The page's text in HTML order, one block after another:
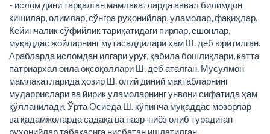
- ислом дини тарқалган мамлакатларда аввал билимдон
кишилар, олимлар, сўнгра руҳонийлар, уламолар, фақиҳлар.
Кейинчалик сўфийлик тариқатидаги пирлар, ешонлар,
муқаддас жойларнинг мутасаддилари ҳам Ш. деб юритилган.
Арабларда исломдан илгари уруғ, қабила бошлиқлари, катта
патриархал оила оқсоқоллари Ш. деб аталган. Мусулмон
мамлакатларида ҳозир Ш. олий диний мактабларнинг
мударрислари ва йирик уламоларнинг унвони сифатида ҳам
қўлланилади. Ўрта Осиёда Ш. кўпинча муқаддас мозорлар
ва қадамжоларда садақа ва назр-ниёз олиб турадиган
руҳонийлар табақасига нисбатан ишлатилган.